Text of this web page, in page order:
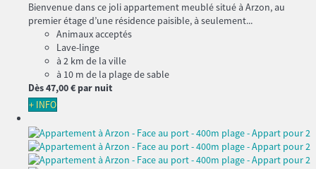
Bienvenue dans ce joli appartement meublé situé à Arzon, au
premier étage d’une résidence paisible, à seulement...
Animaux acceptés
Lave-linge
à 2 km de la ville
à 10 m de la plage de sable
Dès47,00 € par nuit
+ INFO